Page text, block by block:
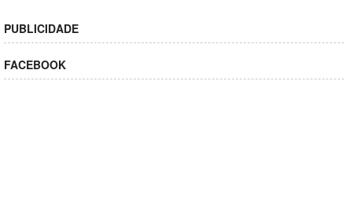
PUBLICIDADE
FACEBOOK